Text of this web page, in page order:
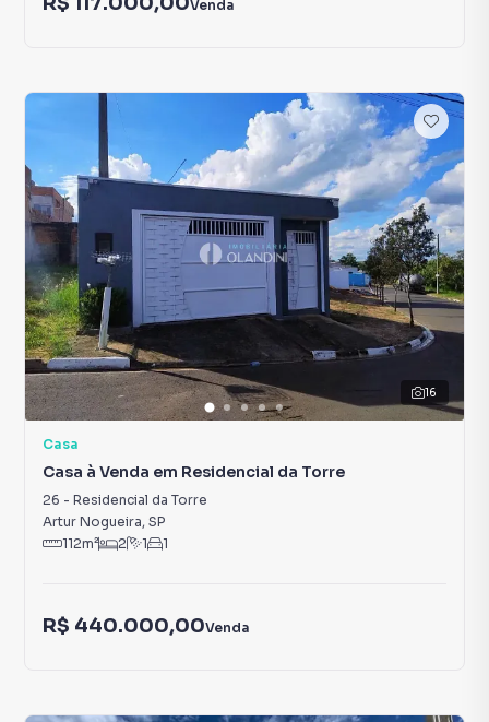
Venda
16
Casa
Casa à Venda em Residencial da Torre
26 - Residencial da Torre
Artur Nogueira, SP
112m² 2 1 1
R$ 440.000,00Venda